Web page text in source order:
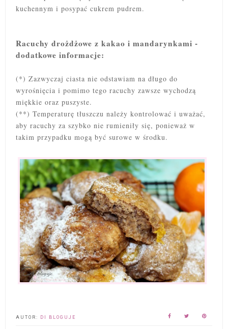
kuchennym i posypać cukrem pudrem.
Racuchy drożdżowe z kakao i mandarynkami -
dodatkowe informacje:
(*) Zazwyczaj ciasta nie odstawiam na długo do
wyrośnięcia i pomimo tego racuchy zawsze wychodzą
miękkie oraz puszyste.
(**) Temperaturę tłuszczu należy kontrolować i uważać,
aby racuchy za szybko nie rumieniły się, ponieważ w
takim przypadku mogą być surowe w środku.
AUTOR: DI BLOGUJE